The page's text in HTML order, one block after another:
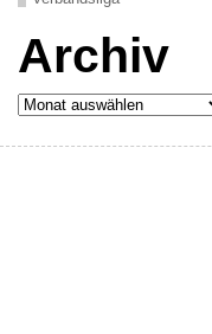
Archiv
Archiv